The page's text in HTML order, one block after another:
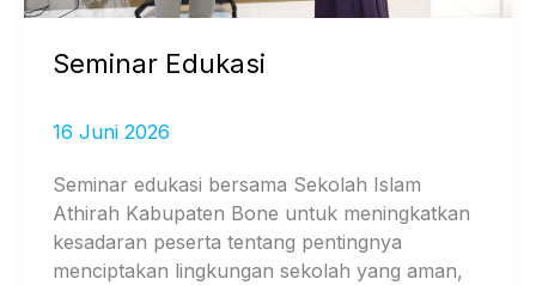
Seminar Edukasi
16 Juni 2026
Seminar edukasi bersama Sekolah Islam
Athirah Kabupaten Bone untuk meningkatkan
kesadaran peserta tentang pentingnya
menciptakan lingkungan sekolah yang aman,